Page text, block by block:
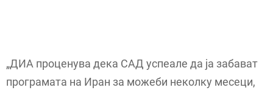
„ДИА проценува дека САД успеале да ја забават
програмата на Иран за можеби неколку месеци,